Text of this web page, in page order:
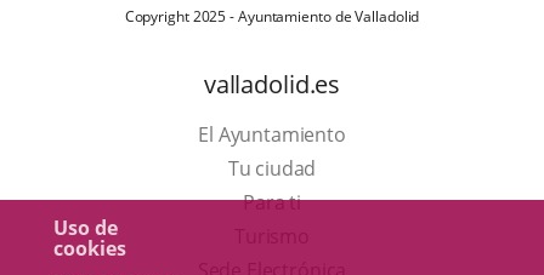
Uso de
cookies
Copyright 2025 - Ayuntamiento de Valladolid
valladolid.es
El Ayuntamiento
Tu ciudad
Para ti